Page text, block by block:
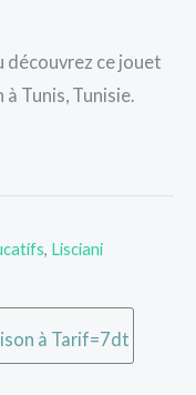
découvrez ce jouet
Tunis, Tunisie.
, Lisciani
à Tarif=7dt